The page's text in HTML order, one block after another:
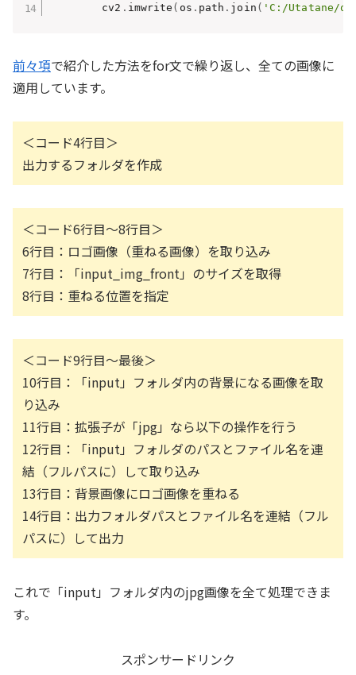
        cv2
. imwrite ( os . path . join ( 'C:/Utatane/
前々項で紹介した方法をfor文で繰り返し、全ての画像に
適用しています。
＜コード4行目＞
出力するフォルダを作成
＜コード6行目～8行目＞
6行目：ロゴ画像（重ねる画像）を取り込み
7行目：「input_img_front」のサイズを取得
8行目：重ねる位置を指定
＜コード9行目～最後＞
10行目：「input」フォルダ内の背景になる画像を取
り込み
11行目：拡張子が「jpg」なら以下の操作を行う
12行目：「input」フォルダのパスとファイル名を連
結（フルパスに）して取り込み
13行目：背景画像にロゴ画像を重ねる
14行目：出力フォルダパスとファイル名を連結（フル
パスに）して出力
これで「input」フォルダ内のjpg画像を全て処理できま
す。
スポンサードリンク